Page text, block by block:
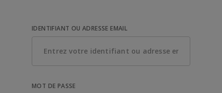
IDENTIFIANT OU ADRESSE EMAIL
MOT DE PASSE